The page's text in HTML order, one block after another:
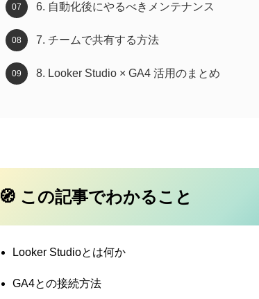
6. 自動化後にやるべきメンテナンス
7. チームで共有する方法
8. Looker Studio × GA4 活用のまとめ
🧭 この記事でわかること
Looker Studioとは何か
GA4との接続方法